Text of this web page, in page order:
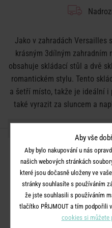
Jako v zahradách Versailles
krásným 3dílným zahradním
obsahuje skládací stůl a dvě
romantickém stylu. Tento
a šetří místo, takže je ideální i
také vyrazit za sluncem a
Rozměry:židle: D 41 x Š 54 x
Materiál:
železo,
Další informace: Výrobek
povětrnostním vlivům, ale
Drobné škrábance lze
Aby vše
Aby bylo nakupování u nás
našich webových stránkách
které jsou dočasně uloženy ve
stránky souhlasíte s používáním
že jste souhlasili s používáním
tlačítko PŘIJMOUT a tím podpořili
cookies si můžete